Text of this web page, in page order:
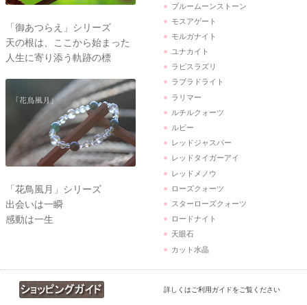
「御あつらえ」シリーズ
天の根は、ここから始まった
人生に寄り添う軌跡の標
「花鳥風月」シリーズ
出会いは一瞬
感動は一生
ブルームーンストーン
モスアゲート
モルガナイト
ユナカイト
ラピスラズリ
ラブラドライト
ラリマー
ルチルクォーツ
ルビー
レッドジャスパー
レッドタイガーアイ
レッドメノウ
ローズクォーツ
スターローズクォーツ
ロードナイト
天眼石
カット水晶
詳しくはご利用ガイドをご覧ください